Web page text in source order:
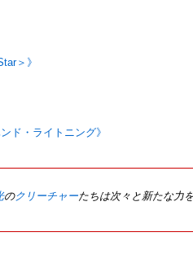
＞》
ド・ライトニング》
のクリーチャーたちは次々と新たな力